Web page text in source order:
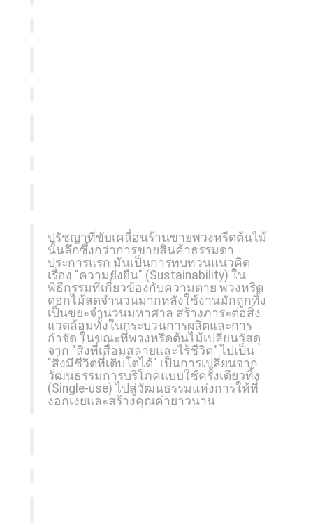
ปรัชญาที่ขับเคลื่อนร้านขายพวงหรีดต้นไม้
นั้นลึกซึ้งกว่าการขายสินค้าธรรมดา
ประการแรก มันเป็นการทบทวนแนวคิด
เรื่อง "ความยั่งยืน" (Sustainability) ใน
พิธีกรรมที่เกี่ยวข้องกับความตาย พวงหรีด
ดอกไม้สดจำนวนมากหลังใช้งานมักถูกทิ้ง
เป็นขยะจำนวนมหาศาล สร้างภาระต่อสิ่ง
แวดล้อมทั้งในกระบวนการผลิตและการ
กำจัด ในขณะที่พวงหรีดต้นไม้เปลี่ยนวัสดุ
จาก "สิ่งที่เสื่อมสลายและไร้ชีวิต" ไปเป็น
"สิ่งมีชีวิตที่เติบโตได้" เป็นการเปลี่ยนจาก
วัฒนธรรมการบริโภคแบบใช้ครั้งเดียวทิ้ง
(Single-use) ไปสู่วัฒนธรรมแห่งการให้ที่
งอกเงยและสร้างคุณค่ายาวนาน